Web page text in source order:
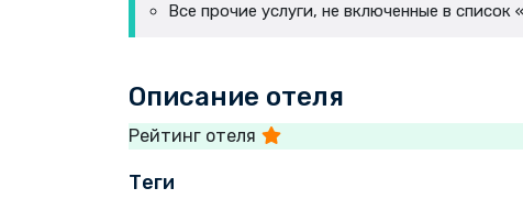
Все прочие услуги, не включенные в
Описание отеля
Рейтинг отеля
Теги